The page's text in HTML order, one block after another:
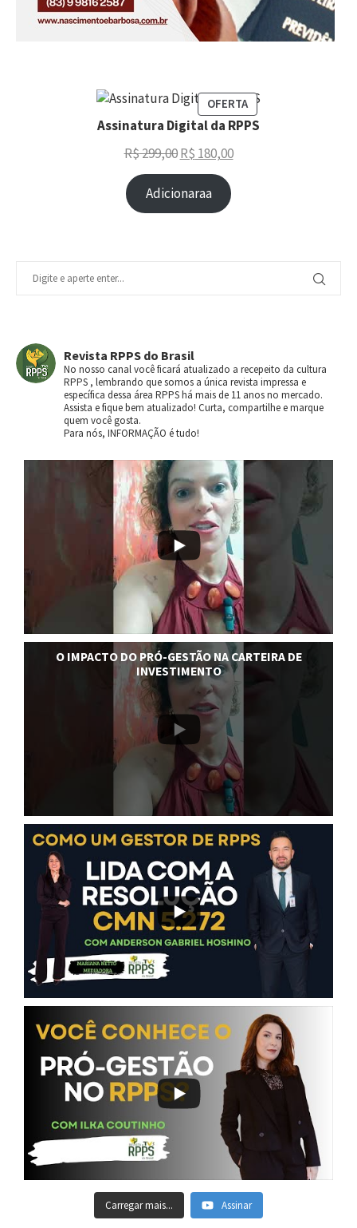
OFERTA
Assinatura Digital da RPPS
R$299,00 R$ 180,00
Adicionaraa
Revista RPPS do Brasil
No nosso canal você ficará atualizado a recepeito da cultura
RPPS , lembrando que somos a única revista impressa e
específica dessa área RPPS há mais de 11 anos no mercado.
Assista e fique bem atualizado! Curta, compartilhe e marque
quem você gosta.
Para nós, INFORMAÇÃO é tudo!
O IMPACTO DO PRÓ-GESTÃO NA CARTEIRA DE
INVESTIMENTO
Carregar mais... Assinar